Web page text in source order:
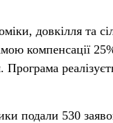
довкілля та
компенсації
Програма
подали 530